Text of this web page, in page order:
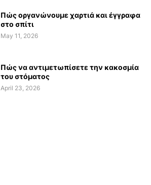
Πώς οργανώνουμε χαρτιά και έγγραφα
στο σπίτι
May 11, 2026
Πώς να αντιμετωπίσετε την κακοσμία
του στόματος
April 23, 2026